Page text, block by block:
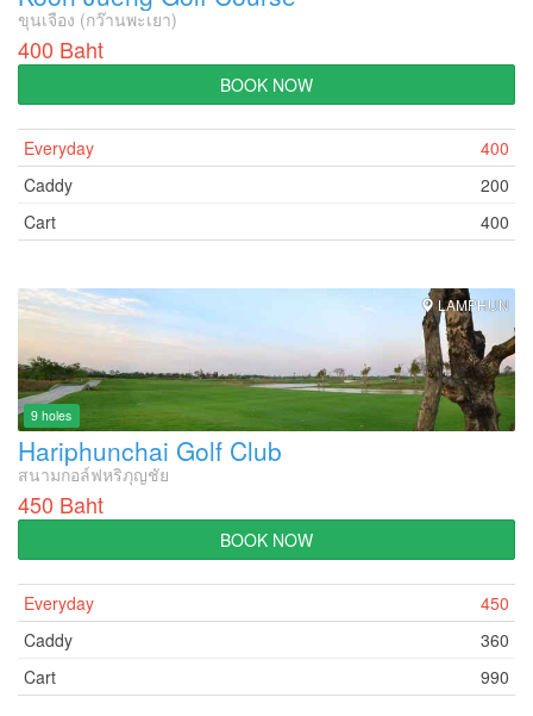
ขุนเจือง (กว๊านพะเยา)
400 Baht
BOOK NOW
Everyday
400
Caddy
200
Cart
400
LAMPHUN
9 holes
Hariphunchai Golf Club
สนามกอล์ฟหริภุญชัย
450 Baht
BOOK NOW
Everyday
450
Caddy
360
Cart
990